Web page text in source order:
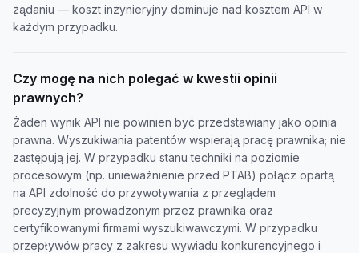
żądaniu — koszt inżynieryjny dominuje nad kosztem API w
każdym przypadku.
Czy mogę na nich polegać w kwestii opinii
prawnych?
Żaden wynik API nie powinien być przedstawiany jako opinia
prawna. Wyszukiwania patentów wspierają pracę prawnika; nie
zastępują jej. W przypadku stanu techniki na poziomie
procesowym (np. unieważnienie przed PTAB) połącz opartą
na API zdolność do przywoływania z przeglądem
precyzyjnym prowadzonym przez prawnika oraz
certyfikowanymi firmami wyszukiwawczymi. W przypadku
przepływów pracy z zakresu wywiadu konkurencyjnego i